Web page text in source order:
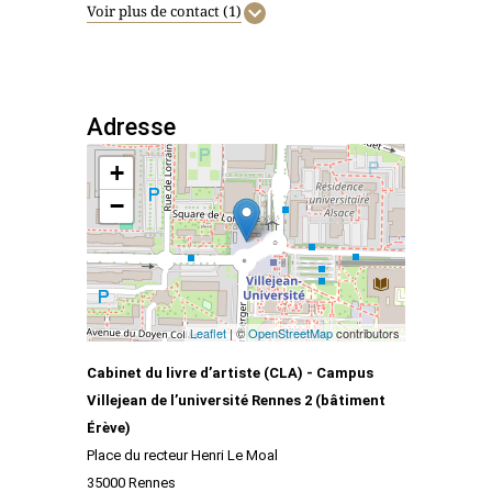
Voir plus de contact (1)
Adresse
+
−
Leaflet| ©OpenStreetMapcontributors
Cabinet du livre d’artiste (CLA) - Campus
Villejean de l’université Rennes 2 (bâtiment
Érève)
Place du recteur Henri Le Moal
35000 Rennes